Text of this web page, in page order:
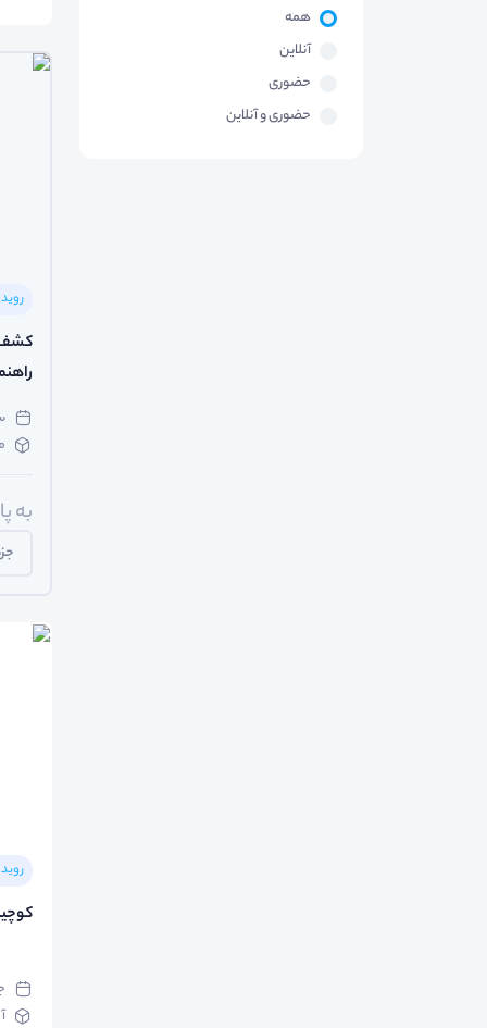
همه
آنلاین
حضوری
حضوری و آنلاین
کشف
به